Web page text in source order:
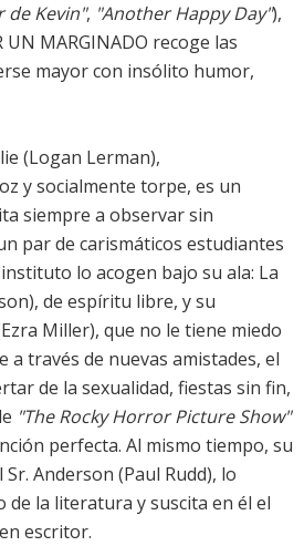
de Kevin", "Another Happy Day"),
UN MARGINADO recoge las
mayor con insólito humor,
(Logan Lerman),
y socialmente torpe, es un
siempre a observar sin
par de carismáticos estudiantes
lo acogen bajo su ala: La
de espíritu libre, y su
Miller), que no le tiene miedo
a través de nuevas amistades, el
de la sexualidad, fiestas sin fin,
"The Rocky Horror Picture Show"
perfecta. Al mismo tiempo, su
Anderson (Paul Rudd), lo
de la literatura y suscita en él el
escritor.